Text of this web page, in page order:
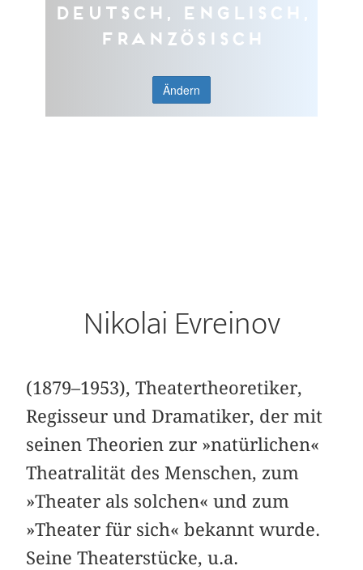
Deutsch, Englisch,
Französisch
Ändern
Nikolai Evreinov
(1879–1953), Theatertheoretiker,
Regisseur und Dramatiker, der mit
seinen Theorien zur »natürlichen«
Theatralität des Menschen, zum
»Theater als solchen« und zum
»Theater für sich« bekannt wurde.
Seine Theaterstücke, u.a.